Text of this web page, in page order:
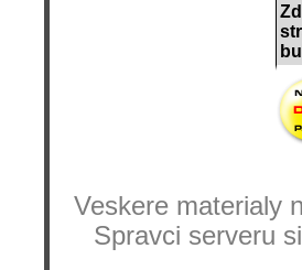
Veskere materialy
Spravci serveru